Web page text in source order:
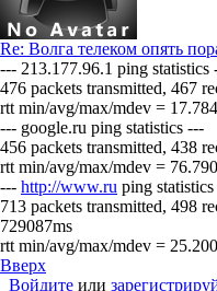
Re: Волга телеком опять
--- 213.177.96.1 ping statistics
476 packets transmitted, 467
rtt min/avg/max/mdev =
--- google.ru ping statistics ---
456 packets transmitted, 438
rtt min/avg/max/mdev =
--- http://www.ru ping
713 packets transmitted, 498
729087ms
rtt min/avg/max/mdev =
Вверх
Войдите или